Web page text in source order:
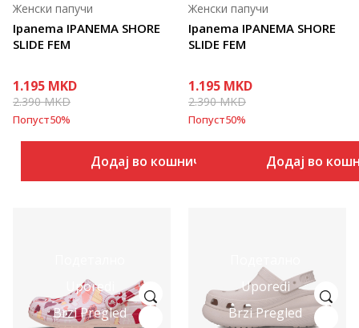
Ipanema IPANEMA SHORE
SLIDE FEM
Женски папучи
1.195 MKD
2.390MKD
Попуст50%
Додај во кошничка
Ipanema IPANEMA SHORE
SLIDE FEM
Женски папучи
1.195 MKD
2.390MKD
Попуст50%
Додај во
Uporedi
Brzi Pregled
Uporedi
Brzi Pregled